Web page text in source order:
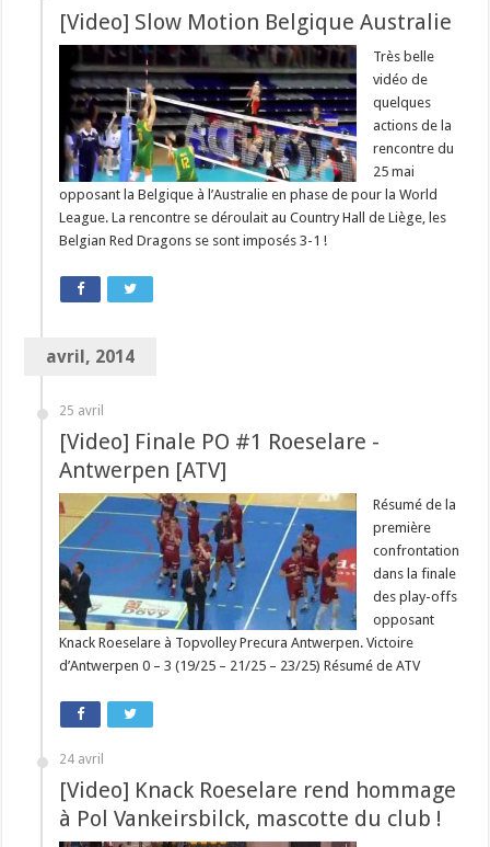
[Video] Slow Motion Belgique Australie
Très belle
vidéo de
quelques
actions de la
rencontre du
25 mai
opposant la Belgique à l’Australie en phase de pour la World
League. La rencontre se déroulait au Country Hall de Liège, les
Belgian Red Dragons se sont imposés 3-1 !
avril, 2014
25 avril
[Video] Finale PO #1 Roeselare -
Antwerpen [ATV]
Résumé de la
première
confrontation
dans la finale
des play-offs
opposant
Knack Roeselare à Topvolley Precura Antwerpen. Victoire
d’Antwerpen 0 – 3 (19/25 – 21/25 – 23/25) Résumé de ATV
24 avril
[Video] Knack Roeselare rend hommage
à Pol Vankeirsbilck, mascotte du club !